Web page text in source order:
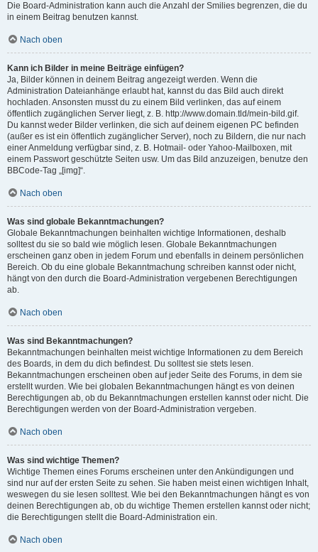
Die Board-Administration kann auch die Anzahl der Smilies begrenzen, die du
in einem Beitrag benutzen kannst.
Nach oben
Kann ich Bilder in meine Beiträge einfügen?
Ja, Bilder können in deinem Beitrag angezeigt werden. Wenn die
Administration Dateianhänge erlaubt hat, kannst du das Bild auch direkt
hochladen. Ansonsten musst du zu einem Bild verlinken, das auf einem
öffentlich zugänglichen Server liegt, z. B. http://www.domain.tld/mein-bild.gif.
Du kannst weder Bilder verlinken, die sich auf deinem eigenen PC befinden
(außer es ist ein öffentlich zugänglicher Server), noch zu Bildern, die nur nach
einer Anmeldung verfügbar sind, z. B. Hotmail- oder Yahoo-Mailboxen, mit
einem Passwort geschützte Seiten usw. Um das Bild anzuzeigen, benutze den
BBCode-Tag „[img]“.
Nach oben
Was sind globale Bekanntmachungen?
Globale Bekanntmachungen beinhalten wichtige Informationen, deshalb
solltest du sie so bald wie möglich lesen. Globale Bekanntmachungen
erscheinen ganz oben in jedem Forum und ebenfalls in deinem persönlichen
Bereich. Ob du eine globale Bekanntmachung schreiben kannst oder nicht,
hängt von den durch die Board-Administration vergebenen Berechtigungen
ab.
Nach oben
Was sind Bekanntmachungen?
Bekanntmachungen beinhalten meist wichtige Informationen zu dem Bereich
des Boards, in dem du dich befindest. Du solltest sie stets lesen.
Bekanntmachungen erscheinen oben auf jeder Seite des Forums, in dem sie
erstellt wurden. Wie bei globalen Bekanntmachungen hängt es von deinen
Berechtigungen ab, ob du Bekanntmachungen erstellen kannst oder nicht. Die
Berechtigungen werden von der Board-Administration vergeben.
Nach oben
Was sind wichtige Themen?
Wichtige Themen eines Forums erscheinen unter den Ankündigungen und
sind nur auf der ersten Seite zu sehen. Sie haben meist einen wichtigen Inhalt,
weswegen du sie lesen solltest. Wie bei den Bekanntmachungen hängt es von
deinen Berechtigungen ab, ob du wichtige Themen erstellen kannst oder nicht;
die Berechtigungen stellt die Board-Administration ein.
Nach oben